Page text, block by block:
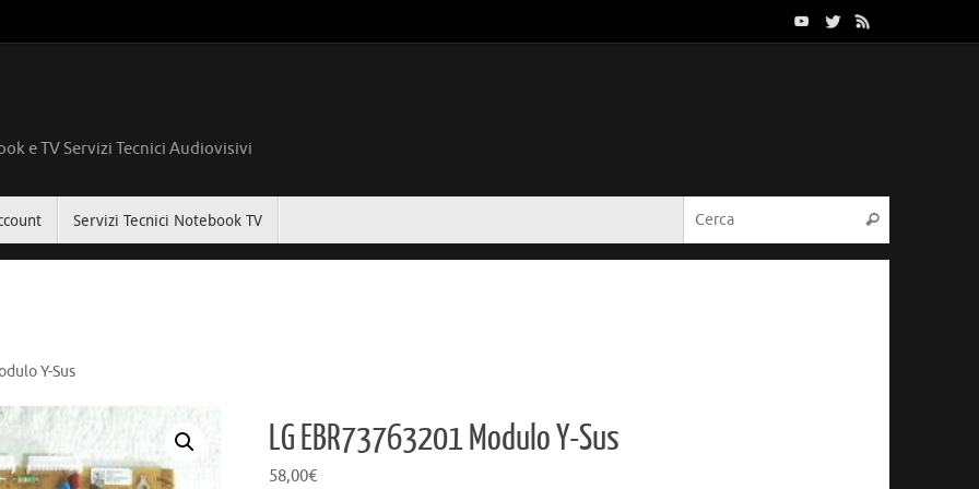
e TV Servizi Tecnici Audiovisivi
Servizi Tecnici Notebook TV Cerca
Y-Sus
LG EBR73763201 Modulo Y-Sus
58,00€